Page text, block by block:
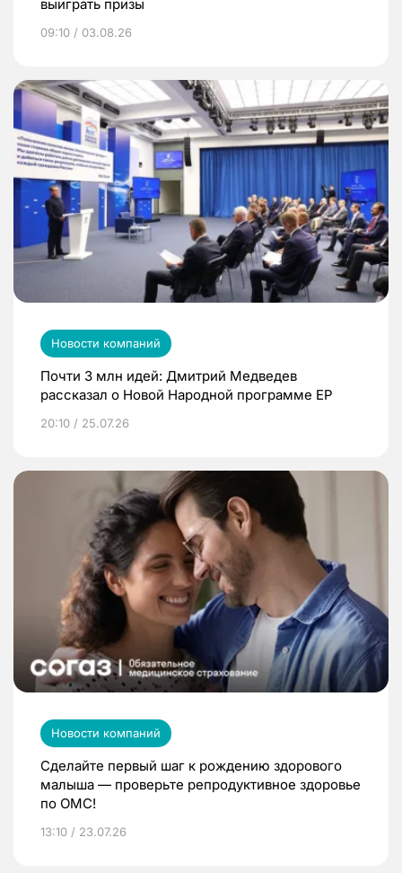
выиграть призы
09:10 / 03.08.26
Новости компаний
Почти 3 млн идей: Дмитрий Медведев
рассказал о Новой Народной программе ЕР
20:10 / 25.07.26
Новости компаний
Сделайте первый шаг к рождению здорового
малыша — проверьте репродуктивное здоровье
по ОМС!
13:10 / 23.07.26